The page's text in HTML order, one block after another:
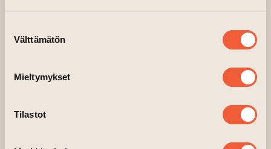
valinta
Välttämätön
Mieltymykset
Tilastot
Kursledare är Tuomas Vainionpää, som våren
teatervisualiseringsinstruktör och som är en av
Kosmos Collective i Åbo.